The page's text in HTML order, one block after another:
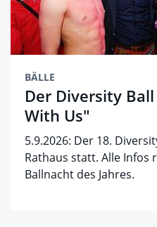
BÄLLE
Der Diversity
With Us"
5.9.2026: Der 18.
Rathaus statt. Alle
Ballnacht des Jahres.